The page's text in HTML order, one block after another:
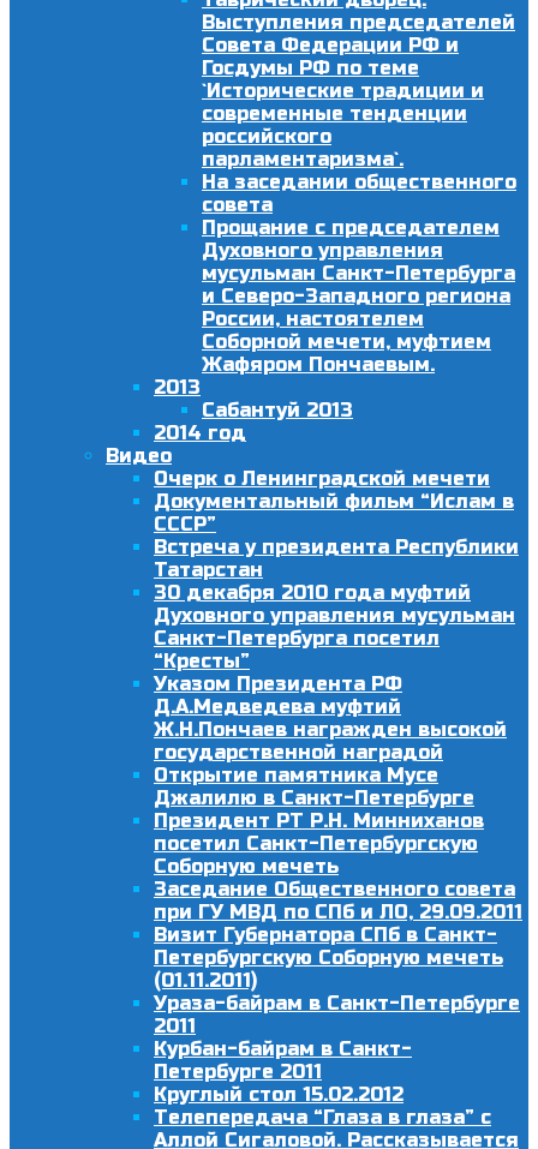
Выступления председателей
Совета Федерации РФ и
Госдумы РФ по теме
`Исторические традиции и
современные тенденции
российского
парламентаризма`.
На заседании общественного
совета
Прощание с председателем
Духовного управления
мусульман Санкт-Петербурга
и Северо-Западного региона
России, настоятелем
Соборной мечети, муфтием
Жафяром Пончаевым.
2013
Сабантуй 2013
2014 год
Видео
Очерк о Ленинградской мечети
Документальный фильм “Ислам в
СССР”
Встреча у президента Республики
Татарстан
30 декабря 2010 года муфтий
Духовного управления мусульман
Санкт-Петербурга посетил
“Кресты”
Указом Президента РФ
Д.А.Медведева муфтий
Ж.Н.Пончаев награжден высокой
государственной наградой
Открытие памятника Мусе
Джалилю в Санкт-Петербурге
Президент РТ Р.Н. Минниханов
посетил Санкт-Петербургскую
Соборную мечеть
Заседание Общественного совета
при ГУ МВД по СПб и ЛО, 29.09.2011
Визит Губернатора СПб в Санкт-
Петербургскую Соборную мечеть
(01.11.2011)
Ураза-байрам в Санкт-Петербурге
2011
Курбан-байрам в Санкт-
Петербурге 2011
Круглый стол 15.02.2012
Телепередача “Глаза в глаза” с
Аллой Сигаловой. Рассказывается